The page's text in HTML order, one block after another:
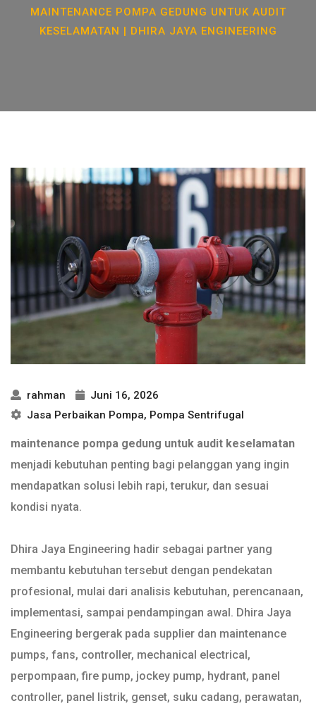
MAINTENANCE POMPA GEDUNG UNTUK AUDIT
KESELAMATAN | DHIRA JAYA ENGINEERING
rahman
Juni 16, 2026
Jasa Perbaikan Pompa, Pompa Sentrifugal
maintenance pompa gedung untuk audit keselamatan
menjadi kebutuhan penting bagi pelanggan yang ingin
mendapatkan solusi lebih rapi, terukur, dan sesuai
kondisi nyata.
Dhira Jaya Engineering hadir sebagai partner yang
membantu kebutuhan tersebut dengan pendekatan
profesional, mulai dari analisis kebutuhan, perencanaan,
implementasi, sampai pendampingan awal. Dhira Jaya
Engineering bergerak pada supplier dan maintenance
pumps, fans, controller, mechanical electrical,
perpompaan, fire pump, jockey pump, hydrant, panel
controller, panel listrik, genset, suku cadang, perawatan,